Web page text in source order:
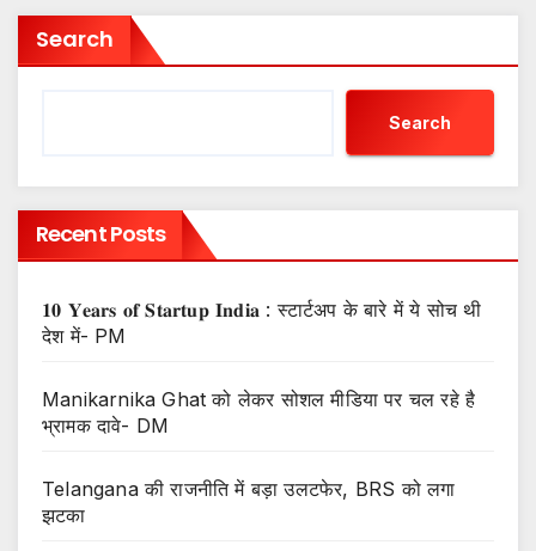
Search
Search
Recent Posts
𝟏𝟎 𝐘𝐞𝐚𝐫𝐬 𝐨𝐟 𝐒𝐭𝐚𝐫𝐭𝐮𝐩 𝐈𝐧𝐝𝐢𝐚 : स्टार्टअप के बारे में ये सोच थी
देश में- PM
Manikarnika Ghat को लेकर सोशल मीडिया पर चल रहे है
भ्रामक दावे- DM
Telangana की राजनीति में बड़ा उलटफेर, BRS को लगा
झटका